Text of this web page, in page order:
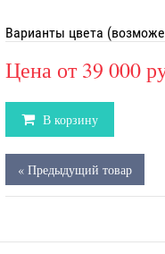
Варианты цвета
Цена от39 000
В корзину
« Предыдущий товар